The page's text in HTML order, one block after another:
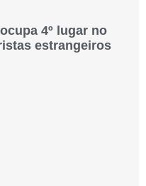
4º lugar no
estrangeiros